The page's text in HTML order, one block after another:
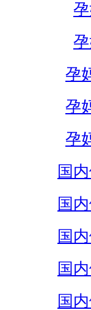
孕
孕
孕
国
国
国
国
国